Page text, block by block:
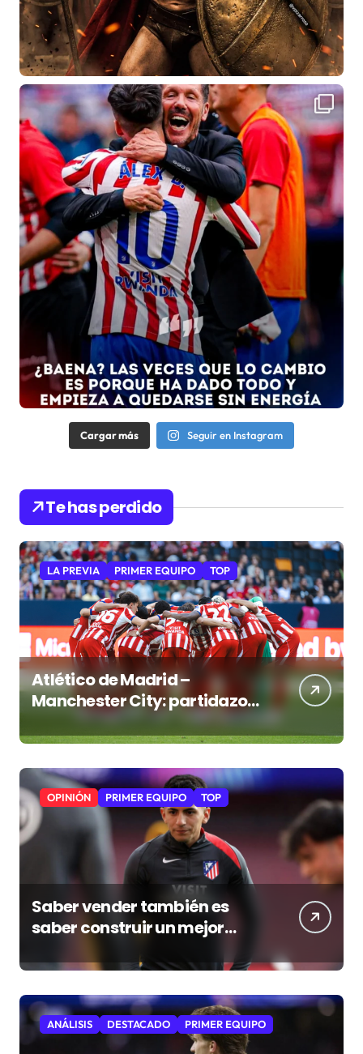
Cargar más Seguir en Instagram
Te has perdido
LA PREVIA PRIMER EQUIPO TOP
Atlético de Madrid –
Manchester City: partidazo
en Seúl
OPINIÓN PRIMER EQUIPO TOP
Saber vender también es
saber construir un mejor
ANÁLISIS DESTACADO PRIMER EQUIPO